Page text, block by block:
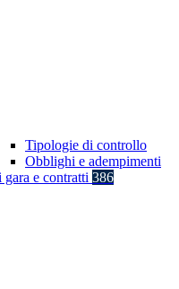
Tipologie di controllo
Obblighi e adempimenti
e contratti 386